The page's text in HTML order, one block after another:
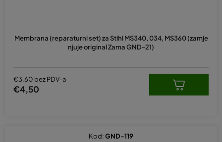
Membrana (reparaturni set) za Stihl MS340, 034, MS360 (zamje
njuje original Zama GND-21)
€3,60 bez PDV-a
€4,50
Kod:GND-119